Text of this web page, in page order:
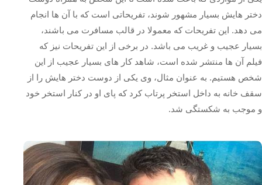
دختر هایش بسیار مشهور شوند، تفریحاتی است که با آن ها انجام
می دهد. این تفریحات که معمولا در قالب مسافرت می باشند،
بسیار عجیب و غریب می باشد. در برخی از این تفریحات نیز که
فیلم آن ها منتشر شده است، شاهد کار های بسیار عجیب از این
شخص هستیم. به عنوان مثال، وی یکی از دوست دختر هایش را از
سقف خانه به داخل استخر پرتاب کرد که پای او در کنار استخر خود
و موجب به شکستگی شد.